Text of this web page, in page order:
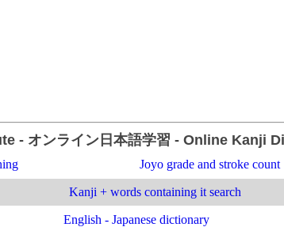
- オンライン日本語学習 - Online Kanji
Joyo grade and stroke count
Kanji + words containing it search
English - Japanese dictionary